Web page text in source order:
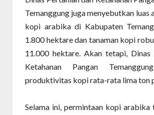
Temanggung juga menyebutkan luas
kopi arabika di Kabupaten
1.800 hektare dan tanaman kopi
11.000 hektare. Akan tetapi, Dinas
Ketahanan Pangan
produktivitas kopi rata-rata lima ton
Selama ini, permintaan kopi arabika